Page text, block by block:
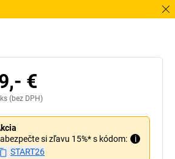
sa zadusí
€
ks (bez DPH)
si zľavu 15%* s kódom:
i
START26